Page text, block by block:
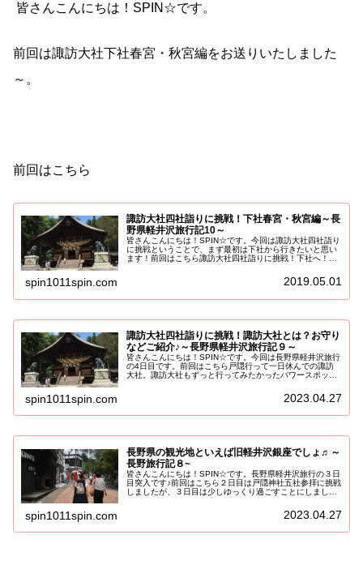
皆さんこんにちは！SPIN☆です。
前回は諏訪大社下社春宮・秋宮編をお送りいたしました
～。
前回はこちら
諏訪大社四社詣りに挑戦！下社春宮・秋宮編～長
野県軽井沢旅行記10～
皆さんこんにちは！SPIN☆です。今回は諏訪大社四社詣り
に挑戦ということで、まず最初は下社から行きたいと思い
ます！前回はこちら諏訪大社四社詣りに挑戦！下社へ！軽
spin1011spin.com 2019.05.01
諏訪大社四社詣りに挑戦！諏訪大社とは？お守り
などご紹介♪～長野県軽井沢旅行記９～
皆さんこんにちは！SPIN☆です。今回は長野県軽井沢旅行
の4日目です。前回はこちら戸隠行って一日休んでの諏訪
大社。諏訪大社もずっと行ってみたかったパワースポット♪
spin1011spin.com 2023.04.27
長野県の観光地といえば旧軽井沢銀座でしょ♬～
長野旅行記８~
皆さんこんにちは！SPIN☆です。長野県軽井沢旅行の３日
目突入です♪前回はこちら２日目は戸隠神社五社参拝に挑戦
しましたが、３日目は少しゆっくり過ごすことにしまし
spin1011spin.com 2023.04.27